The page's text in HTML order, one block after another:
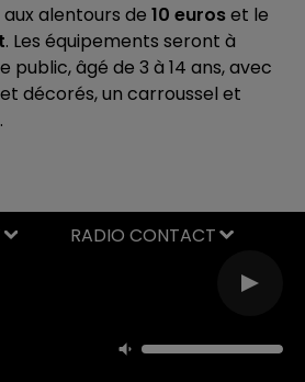
alentours de 10 euroset le
. Les équipements seront à
public, âgé de 3 à 14 ans, avec
décorés, un carroussel et
RADIO CONTACT